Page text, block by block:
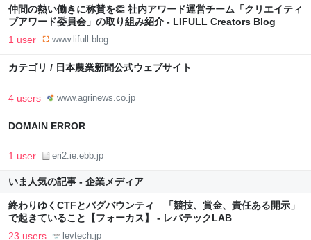
仲間の熱い働きに称賛を👏 社内アワード運営チーム「クリエイティ
ブアワード委員会」の取り組み紹介 - LIFULL Creators Blog
1 user www.lifull.blog
カテゴリ / 日本農業新聞公式ウェブサイト
4 users www.agrinews.co.jp
DOMAIN ERROR
1 user eri2.ie.ebb.jp
いま人気の記事 - 企業メディア
終わりゆくCTFとバグバウンティ 「競技、賞金、責任ある開示」
で起きていること【フォーカス】 - レバテックLAB
23 users levtech.jp